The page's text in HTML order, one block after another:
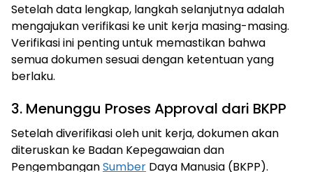
Setelah data lengkap, langkah selanjutnya adalah
mengajukan verifikasi ke unit kerja masing-masing.
Verifikasi ini penting untuk memastikan bahwa
semua dokumen sesuai dengan ketentuan yang
berlaku.
3. Menunggu Proses Approval dari BKPP
Setelah diverifikasi oleh unit kerja, dokumen akan
diteruskan ke Badan Kepegawaian dan
PengembanganSumber Daya Manusia (BKPP).